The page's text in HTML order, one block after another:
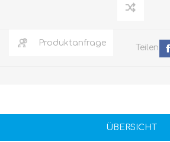
Produktanfrage
Teilen
ÜBERSICHT